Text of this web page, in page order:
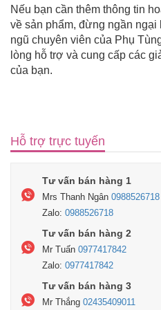
Nếu bạn cần thêm thông tin
về sản phẩm, đừng ngần
ngũ chuyên viên của Phụ
lòng hỗ trợ và cung cấp các
của bạn.
Hỗ trợ trực tuyến
Tư vấn bán hàng 1
Mrs Thanh Ngân 0988526718
Zalo: 0988526718
Tư vấn bán hàng 2
Mr Tuấn 0977417842
Zalo: 0977417842
Tư vấn bán hàng 3
Mr Thắng 02435409011